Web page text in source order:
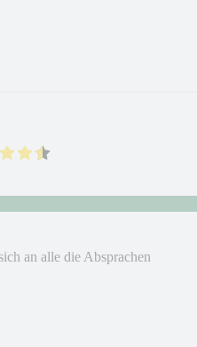
an alle die Absprachen